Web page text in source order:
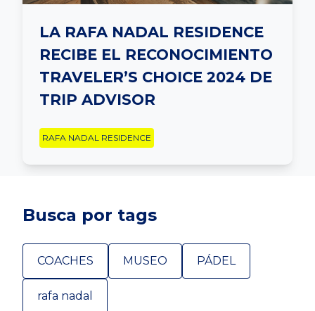
LA RAFA NADAL RESIDENCE
RECIBE EL RECONOCIMIENTO
TRAVELER’S CHOICE 2024 DE
TRIP ADVISOR
RAFA NADAL RESIDENCE
Busca por tags
COACHES MUSEO PÁDEL
rafa nadal